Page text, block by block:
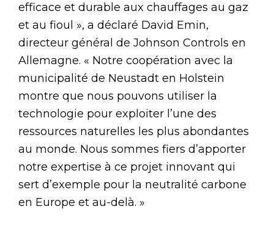
efficace et durable aux chauffages au gaz
et au fioul », a déclaré David Emin,
directeur général de Johnson Controls en
Allemagne. « Notre coopération avec la
municipalité de Neustadt en Holstein
montre que nous pouvons utiliser la
technologie pour exploiter l’une des
ressources naturelles les plus abondantes
au monde. Nous sommes fiers d’apporter
notre expertise à ce projet innovant qui
sert d’exemple pour la neutralité carbone
en Europe et au-delà. »